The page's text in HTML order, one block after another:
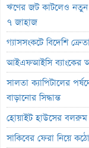
ঋণের জট কাটলেও
৭ জাহাজ
গ্যাসসংকটে বিদেশি
আইএফআইসি ব্যাংকের
সালতা ক্যাপিটালের
বাড়ানোর সিদ্ধান্ত
হোয়াইট হাউসের বলরুম
সাকিবের ফেরা নিয়ে